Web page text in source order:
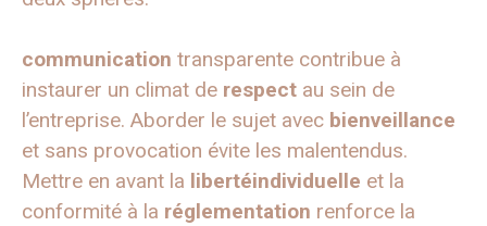
communication transparente contribue à
instaurer un climat de respect au sein de
l’entreprise. Aborder le sujet avec bienveillance
et sans provocation évite les malentendus.
Mettre en avant la libertéindividuelle et la
conformité à la réglementation renforce la